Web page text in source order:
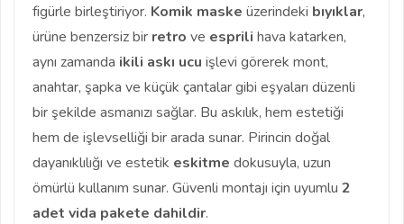
figürle birleştiriyor. Komik maske üzerindeki bıyıklar,
ürüne benzersiz bir retro ve esprili hava katarken,
aynı zamanda ikili askı ucu işlevi görerek mont,
anahtar, şapka ve küçük çantalar gibi eşyaları düzenli
bir şekilde asmanızı sağlar. Bu askılık, hem estetiği
hem de işlevselliği bir arada sunar. Pirincin doğal
dayanıklılığı ve estetik eskitme dokusuyla, uzun
ömürlü kullanım sunar. Güvenli montajı için uyumlu 2
adet vida pakete dahildir.